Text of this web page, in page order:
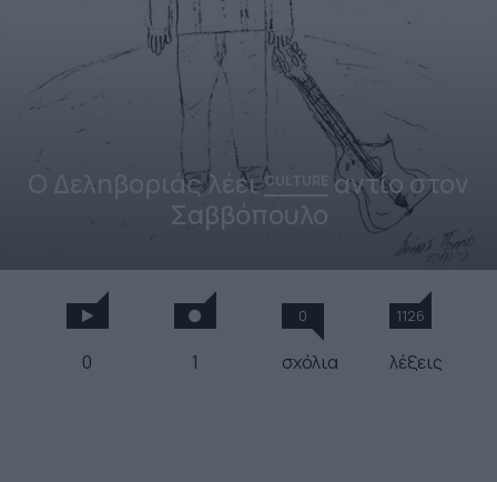
Ο Δεληβοριάς λέειCULTURE
αντίο στον
Σαββόπουλο
0 1
0
σχόλια
1126
λέξεις